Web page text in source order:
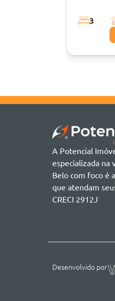
3
A Potencial
especializada na
Belo com foco é
que atendam
CRECI 2912J
Desenvolvido por